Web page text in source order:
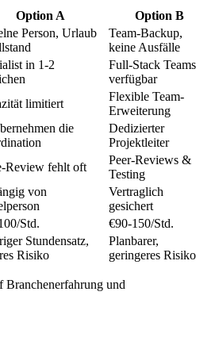
Option A
Option B
Person, Urlaub
Team-Backup,
keine Ausfälle
in 1-2
Full-Stack Teams
verfügbar
limitiert
Flexible Team-
Erweiterung
die
Dedizierter
Projektleiter
Review fehlt oft
Peer-Reviews &
Testing
von
Vertraglich
gesichert
Std.
€90-150/Std.
Stundensatz,
Risiko
Planbarer,
geringeres Risiko
Branchenerfahrung und